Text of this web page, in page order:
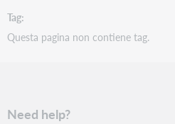
Tag
Questa pagina non contiene tag.
Need help?